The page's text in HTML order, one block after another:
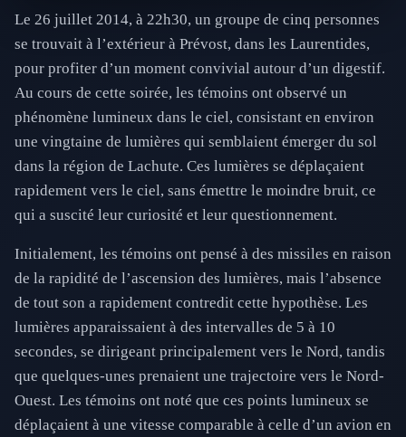
Le 26 juillet 2014, à 22h30, un groupe de cinq personnes
se trouvait à l’extérieur à Prévost, dans les Laurentides,
pour profiter d’un moment convivial autour d’un digestif.
Au cours de cette soirée, les témoins ont observé un
phénomène lumineux dans le ciel, consistant en environ
une vingtaine de lumières qui semblaient émerger du sol
dans la région de Lachute. Ces lumières se déplaçaient
rapidement vers le ciel, sans émettre le moindre bruit, ce
qui a suscité leur curiosité et leur questionnement.
Initialement, les témoins ont pensé à des missiles en raison
de la rapidité de l’ascension des lumières, mais l’absence
de tout son a rapidement contredit cette hypothèse. Les
lumières apparaissaient à des intervalles de 5 à 10
secondes, se dirigeant principalement vers le Nord, tandis
que quelques-unes prenaient une trajectoire vers le Nord-
Ouest. Les témoins ont noté que ces points lumineux se
déplaçaient à une vitesse comparable à celle d’un avion en